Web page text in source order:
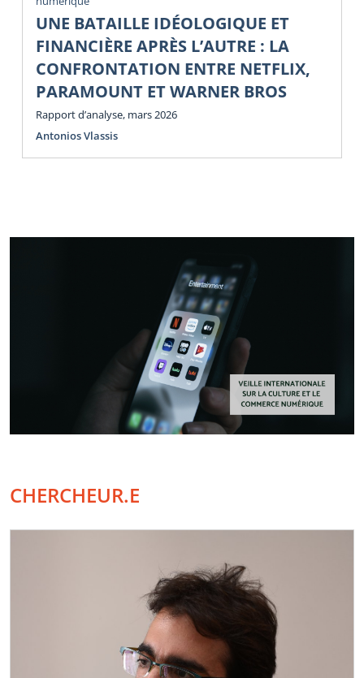
UNE BATAILLE IDÉOLOGIQUE ET
FINANCIÈRE APRÈS L’AUTRE : LA
CONFRONTATION ENTRE NETFLIX,
PARAMOUNT ET WARNER BROS
Rapport d’analyse, mars 2026
Antonios Vlassis
CHERCHEUR.E